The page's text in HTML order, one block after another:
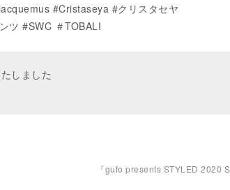
#Cristaseya #クリスタセヤ
ツ #SWC ＃TOBALI
しました
『gufo presents STYLED 2020